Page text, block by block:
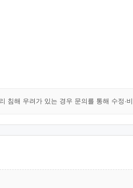
침해 우려가 있는 경우 문의를 통해 수정